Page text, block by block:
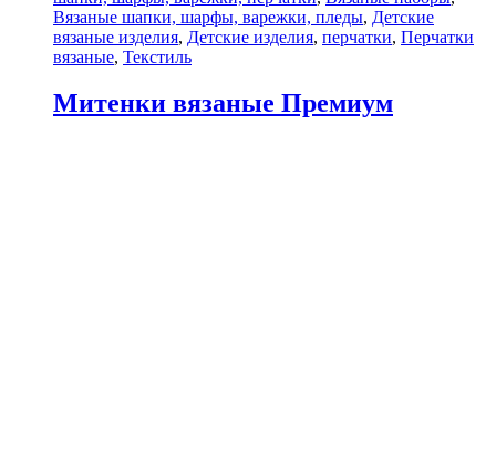
Вязаные шапки, шарфы, варежки, пледы, Детские
вязаные изделия, Детские изделия, перчатки, Перчатки
вязаные, Текстиль
Митенки вязаные Премиум